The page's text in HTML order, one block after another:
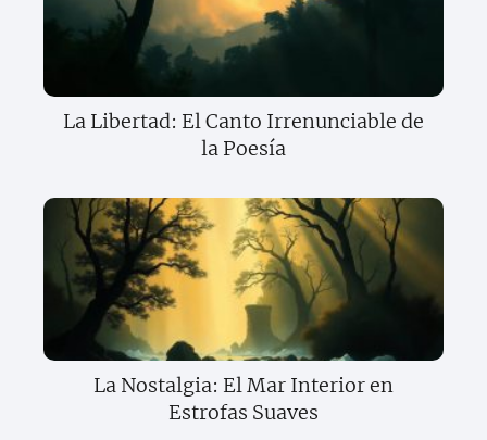
La Libertad: El Canto Irrenunciable de
la Poesía
La Nostalgia: El Mar Interior en
Estrofas Suaves